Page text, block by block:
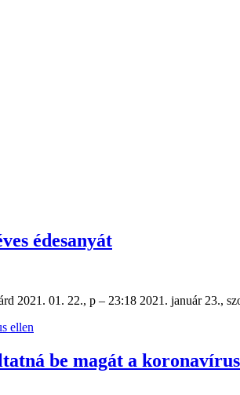
édesanyát
2021. 01. 22., p – 23:18 2021. január
be magát a